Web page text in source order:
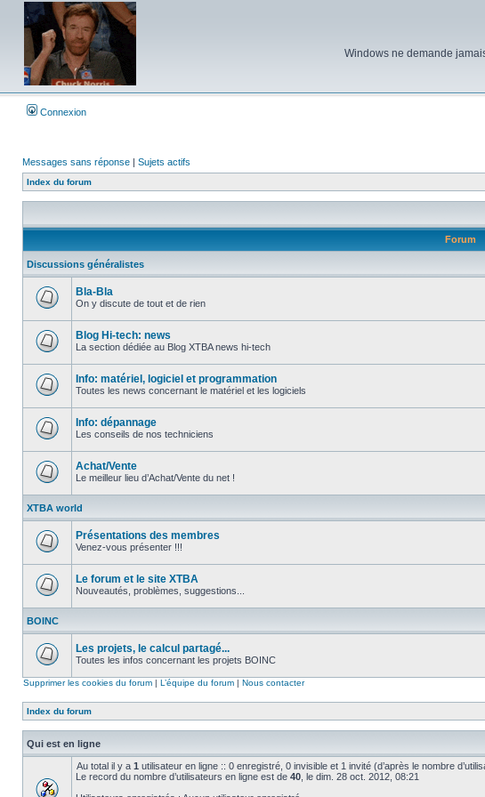
Windows ne demande
Connexion
Messages sans réponse | Sujets actifs
Index du forum
Forum
Discussions généralistes
message
non
Bla-Bla
On y discute de tout et de rien
message
non
Blog Hi-tech: news
La section dédiée au Blog XTBA news hi-tech
message
non
Info: matériel, logiciel et programmation
Toutes les news concernant le matériel et les logiciels
message
non
Info: dépannage
Les conseils de nos techniciens
message
non
lu
Achat/Vente
Le meilleur lieu d’Achat/Vente du net !
XTBA world
message
non
Présentations des membres
Venez-vous présenter !!!
message
lu
Le forum et le site XTBA
Nouveautés, problèmes, suggestions...
BOINC
message
Les projets, le calcul partagé...
Toutes les infos concernant les projets BOINC
Supprimer les cookies du forum | L’équipe du forum | Nous contacter
Index du forum
Qui est en ligne
Au total il y a 1 utilisateur en ligne :: 0 enregistré, 0 invisible et 1 invité (d’après le nombre
Le record du nombre d’utilisateurs en ligne est de 40 , le dim. 28 oct. 2012, 08:21